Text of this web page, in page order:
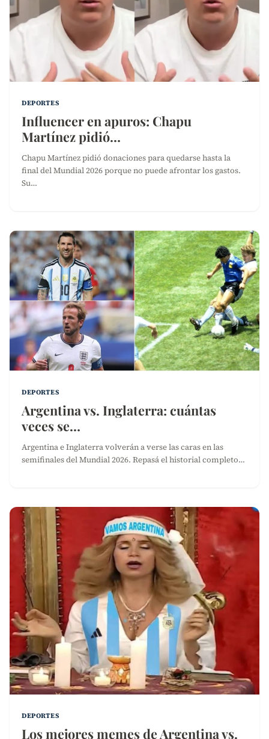
DEPORTES
Influencer en apuros: Chapu
Martínez pidió…
Chapu Martínez pidió donaciones para quedarse hasta la
final del Mundial 2026 porque no puede afrontar los gastos.
Su…
DEPORTES
Argentina vs. Inglaterra: cuántas
veces se…
Argentina e Inglaterra volverán a verse las caras en las
semifinales del Mundial 2026. Repasá el historial completo…
DEPORTES
Los mejores memes de Argentina vs.